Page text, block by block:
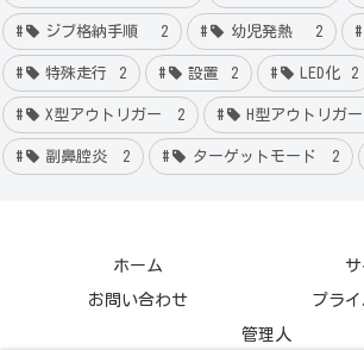
ジブ格納手順 2 幼児発熱 2
特殊走行 2 設置 2 LED化 2
X型アウトリガー 2 H型アウトリガー
副鼻腔炎 2 ターゲットモード 2
ホーム
お問い合わせ プラ
管理人